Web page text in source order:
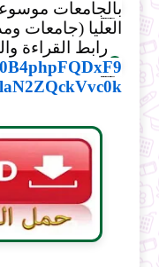
بالجامعات
العليا (جامعات
رابط القراءة